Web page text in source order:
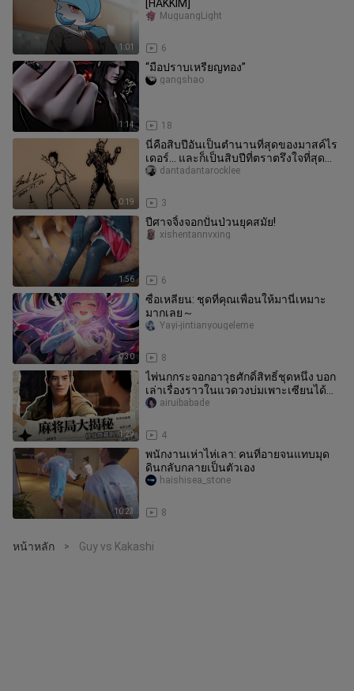
1:01
[HAKKIM]
6
MuguangLight
1:14
“มือปราบเหรียญทอง”
18
gangshao
0:19
นี่คือสิบปีอันเป็นตำนานที่สุดของมาสค์ไร
เดอร์… และก็เป็นสิบปีที่ตราตรึงใจที่สุด
ด้วย
3
dantadantarocklee
1:56
ปีศาจจิ้งจอกปั่นป่วนยุคสมัย!
6
xishentannvxing
0:30
ซื่อเหลียน: ชุดที่คุณเพื่อนให้มานี่เหมาะ
มากเลย～
8
Yayi-jintianyougeleme
1:29
ไพ่นกกระจอกอาวุธศักดิ์สิทธิ์ชุดหนึ่ง บอก
เล่าเรื่องราวในแวดวงบ่มเพาะเซียนได้
อย่างทะลุปรุโปร่ง
4
airuibabade
10:23
พนักงานเห่าไห่เลา: คนที่อายจนแทบมุด
ดินกลับกลายเป็นตัวเอง
8
haishisea_stone
หน้าหลัก > Guy vs Kakashi